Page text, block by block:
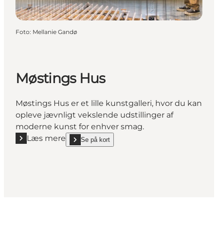
Foto: Mellanie Gandø
Møstings Hus
Møstings Hus er et lille kunstgalleri, hvor du kan
opleve jævnligt vekslende udstillinger af
moderne kunst for enhver smag.
Læs mere
Læs mere "Møstings Hus"
Se på kort
show Møstings Hus on_map